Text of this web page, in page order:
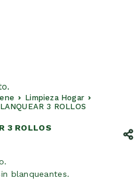
Limpieza Hogar
3 ROLLOS
3 ROLLOS
blanqueantes.